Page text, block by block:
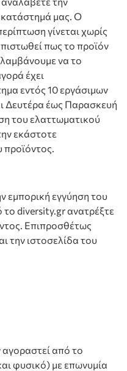
μας. Ο
γίνεται χωρίς
πως το προϊόν
να το
έχει
εντός 10 εργάσιμων
Δευτέρα έως Παρασκευή
του ελαττωματικού
εκάστοτε
προϊόντος.
εμπορική εγγύηση του
diversity.gr ανατρέξτε
Επιπροσθέτως
την ιστοσελίδα του
από το
φυσικό) με επωνυμία